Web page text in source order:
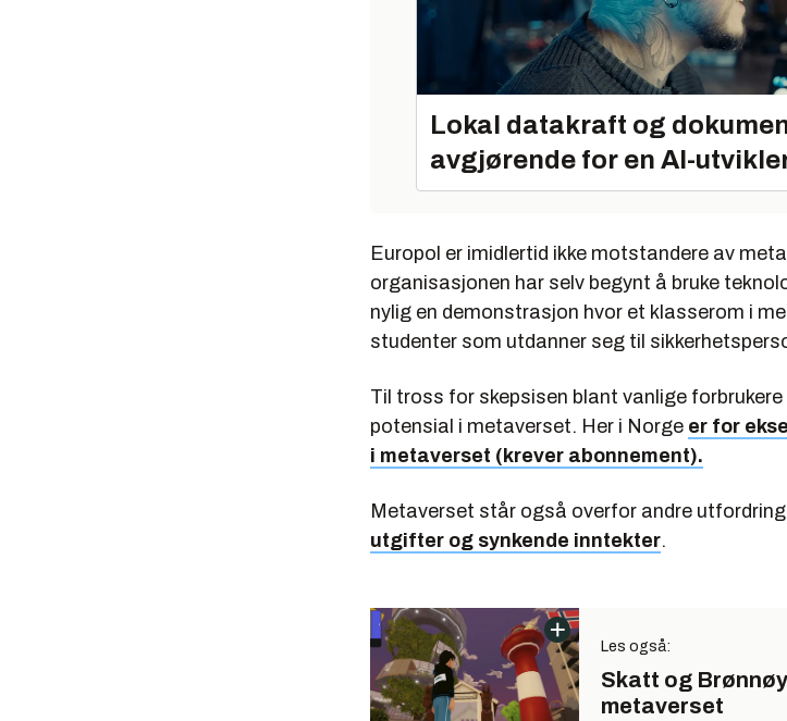
Lokal datakraft og
avgjørende for en AI-
Europol er imidlertid ikke motstandere av
organisasjonen har selv begynt å bruke
nylig en demonstrasjon hvor et klasserom i
studenter som utdanner seg til
Til tross for skepsisen blant vanlige
potensial i metaverset. Her i Norge er for
i metaverset (krever abonnement).
Metaverset står også overfor andre
utgifter og synkende inntekter.
Les også:
Skatt og
metaverset